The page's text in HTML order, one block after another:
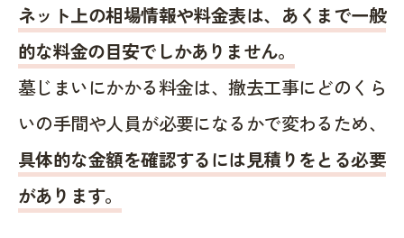
ネット上の相場情報や料金表は、あくまで一般
的な料金の目安でしかありません。
墓じまいにかかる料金は、撤去工事にどのくら
いの手間や人員が必要になるかで変わるため、
具体的な金額を確認するには見積りをとる必要
があります。